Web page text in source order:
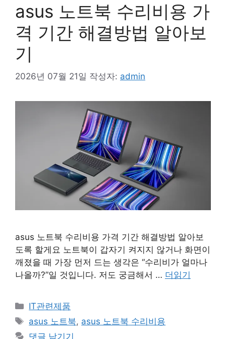
asus 노트북 수리비용 가
격 기간 해결방법 알아보
기
2026년 07월 21일 작성자: admin
asus 노트북 수리비용 가격 기간 해결방법 알아보
도록 할게요 노트북이 갑자기 켜지지 않거나 화면이
깨졌을 때 가장 먼저 드는 생각은 “수리비가 얼마나
나올까?”일 것입니다. 저도 궁금해서 … 더읽기
카
테
IT관련제품
태
그
asus 노트북, asus 노트북 수리비용
댓글 남기기